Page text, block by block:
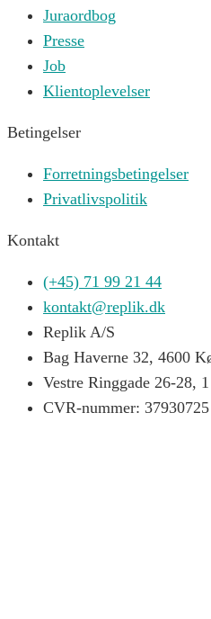
Juraordbog
Presse
Job
Klientoplevelser
Betingelser
Forretningsbetingelser
Privatlivspolitik
Kontakt
(+45) 71 99 21 44
kontakt@replik.dk
Replik A/S
Bag Haverne 32, 4600
Vestre Ringgade 26-28,
CVR-nummer: 37930725